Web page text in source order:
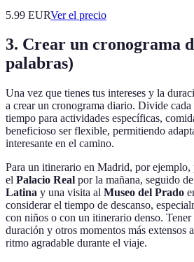
5.99 EURVer el precio
3. Crear un cronograma
palabras)
Una vez que tienes tus intereses y la
a crear un cronograma diario. Divide
tiempo para actividades específicas,
beneficioso ser flexible, permitiendo
interesante en el camino.
Para un itinerario en Madrid, por
el Palacio Real por la mañana, seguido
Latina y una visita al Museo del Prado
considerar el tiempo de descanso,
con niños o con un itinerario denso. Tener
duración y otros momentos más extensos
ritmo agradable durante el viaje.